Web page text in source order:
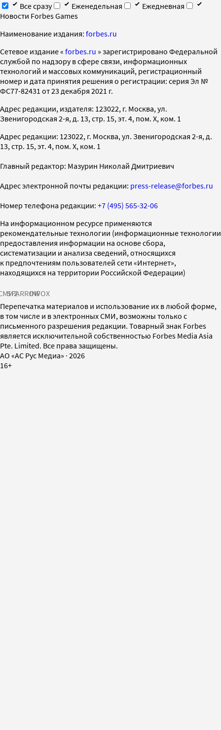
Все сразу
Еженедельная
Ежедневная
Новости Forbes Games
Наименование издания: forbes.ru
Cетевое издание « forbes.ru » зарегистрировано Федеральной
службой по надзору в сфере связи, информационных
технологий и массовых коммуникаций, регистрационный
номер и дата принятия решения о регистрации: серия Эл №
ФС77-82431 от 23 декабря 2021 г.
Адрес редакции, издателя: 123022, г. Москва, ул.
Звенигородская 2-я, д. 13, стр. 15, эт. 4, пом. X, ком. 1
Адрес редакции: 123022, г. Москва, ул. Звенигородская 2-я, д.
13, стр. 15, эт. 4, пом. X, ком. 1
Главный редактор: Мазурин Николай Дмитриевич
Адрес электронной почты редакции: press-release@forbes.ru
Номер телефона редакции: +7 (495) 565-32-06
На информационном ресурсе применяются
рекомендательные технологии (информационные технологии
предоставления информации на основе сбора,
систематизации и анализа сведений, относящихся
к предпочтениям пользователей сети «Интернет»,
находящихся на территории Российской Федерации)
SPARROWINFOX
Перепечатка материалов и использование их в любой форме,
в том числе и в электронных СМИ, возможны только с
письменного разрешения редакции. Товарный знак Forbes
является исключительной собственностью Forbes Media Asia
Pte. Limited. Все права защищены.
AO «АС Рус Медиа» · 2026
16+